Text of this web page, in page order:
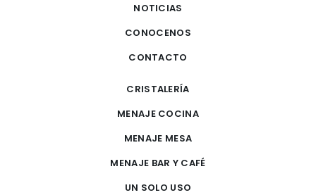
NOTICIAS
CONOCENOS
CONTACTO
CRISTALERÍA
MENAJE COCINA
MENAJE MESA
MENAJE BAR Y CAFÉ
UN SOLO USO